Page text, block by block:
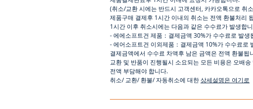
(취소/교환 시에는 반드시 고객센터 카카오톡으로 취소
제품구매 결제후 1시간 이내의 취소는 전액 환불처리
1시간 이후 취소시에는 다음과 같은 수수료가 발생합
-에에소프트건 제품 ： 결제금액 30%가 수수료로 발생
-에어소프트건 이외제품 ： 결제금액 10%가 수수료로
결제금액에서 수수료 차액후 남은 금액은 전액 환불됩
교환 및 반품이 진행될시 소요되는 모든 비용은 오배송
전액 부담해야 합니다.
취소/ 교환/환불/자동취소에 대한상세설명은 여기로